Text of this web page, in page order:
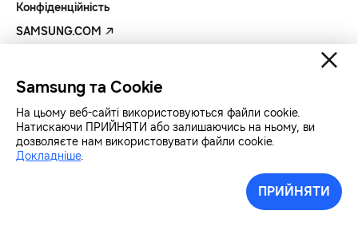
Конфіденційність
SAMSUNG.COM
Samsung та Cookie
На цьому веб-сайті використовуються файли cookie.
Натискаючи ПРИЙНЯТИ або залишаючись на ньому, ви
дозволяєте нам використовувати файли cookie.
Докладніше.
ПРИЙНЯТИ